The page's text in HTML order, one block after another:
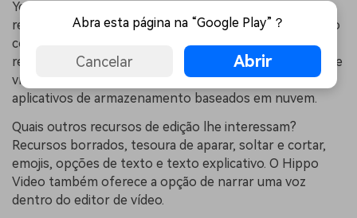
YouTube sem compartilhamento de marca d'água, o
recurso de compartilhamento de vídeo foi desenvolvido
com amor para satisfazer suas necessidades. Esse
recurso permite importar e exportar imagens, músicas e
vídeos do Gmail, Google Suite, Google Drive e outros
aplicativos de armazenamento baseados em nuvem.
Quais outros recursos de edição lhe interessam?
Recursos borrados, tesoura de aparar, soltar e cortar,
emojis, opções de texto e texto explicativo. O Hippo
Video também oferece a opção de narrar uma voz
dentro do editor de vídeo.
Abra esta página na “Google Play”？
Cancelar Abrir